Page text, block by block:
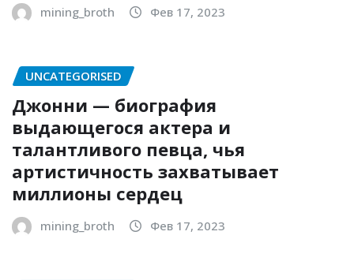
mining_broth Фев 17, 2023
UNCATEGORISED
Джонни — биография
выдающегося актера и
талантливого певца, чья
артистичность захватывает
миллионы сердец
mining_broth Фев 17, 2023